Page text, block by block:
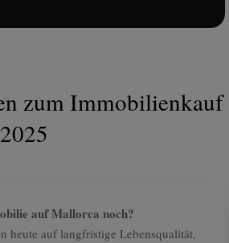
zum Immobilienkauf
auf Mallorca noch?
heute auf langfristige Lebensqualität,